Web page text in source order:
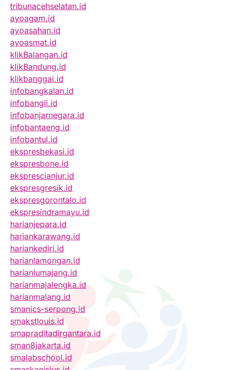
tribunacehselatan.id
ayoagam.id
ayoasahan.id
ayoasmat.id
klikBalangan.id
klikBandung.id
klikbanggai.id
infobangkalan.id
infobangli.id
infobanjarnegara.id
infobantaeng.id
infobantul.id
ekspresbekasi.id
ekspresbone.id
eksprescianjur.id
ekspresgresik.id
ekspresgorontalo.id
ekspresindramayu.id
harianjepara.id
hariankarawang.id
hariankediri.id
harianlamongan.id
harianlumajang.id
harianmajalengka.id
harianmalang.id
smanics-serpong.id
smakstlouis.id
smapraditadirgantara.id
sman8jakarta.id
smalabschool.id